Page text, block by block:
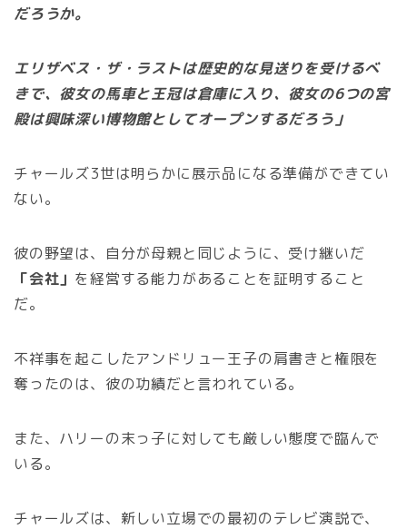
だろうか。
エリザベス・ザ・ラストは歴史的な見送りを受けるべ
きで、彼女の馬車と王冠は倉庫に入り、彼女の6つの宮
殿は興味深い博物館としてオープンするだろう」
チャールズ3世は明らかに展示品になる準備ができてい
ない。
彼の野望は、自分が母親と同じように、受け継いだ
「会社」 を経営する能力があることを証明すること
だ。
不祥事を起こしたアンドリュー王子の肩書きと権限を
奪ったのは、彼の功績だと言われている。
また、ハリーの末っ子に対しても厳しい態度で臨んで
いる。
チャールズは、新しい立場での最初のテレビ演説で、